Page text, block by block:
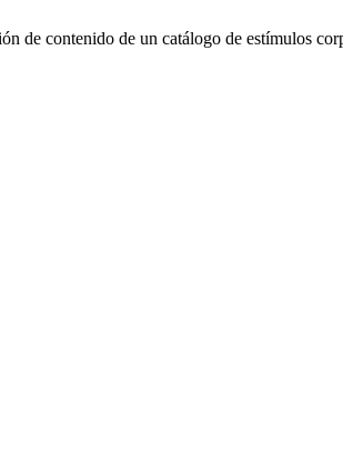
de contenido de un catálogo de estímulos